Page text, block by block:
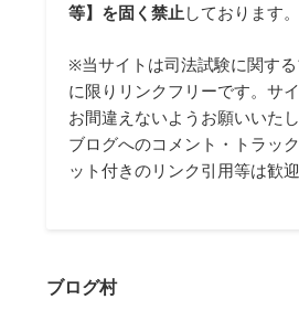
等】を固く禁止しております。
※当サイトは司法試験に関す
に限りリンクフリーです。サ
お間違えないようお願いいた
ブログへのコメント・トラッ
ット付きのリンク引用等は歓
ブログ村